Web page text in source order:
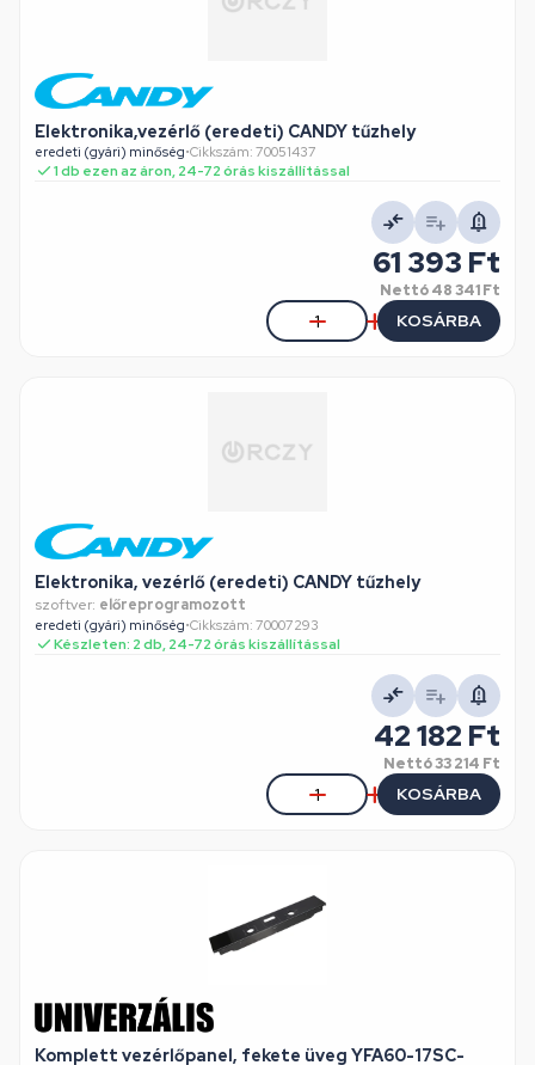
Elektronika,vezérlő (eredeti) CANDY tűzhely
eredeti (gyári) minőség•Cikkszám: 70051437
1 db ezen az áron, 24-72 órás kiszállítással
61 393 Ft
Nettó48 341 Ft
KOSÁRBA
Elektronika, vezérlő (eredeti) CANDY tűzhely
szoftver: előreprogramozott
eredeti (gyári) minőség•Cikkszám: 70007293
Készleten: 2 db, 24-72 órás kiszállítással
42 182 Ft
Nettó33 214 Ft
KOSÁRBA
Komplett vezérlőpanel, fekete üveg YFA60-17SC-